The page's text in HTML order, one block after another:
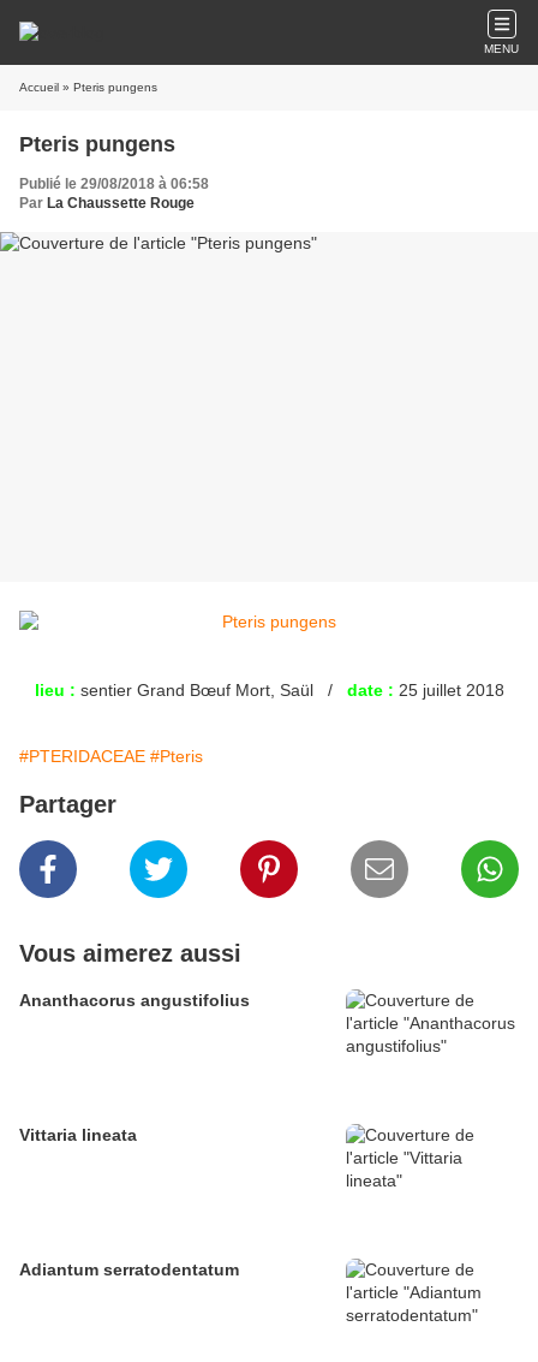
MENU
Accueil » Pteris pungens
Pteris pungens
Publié le 29/08/2018 à 06:58
Par La Chaussette Rouge
lieu : sentier Grand Bœuf Mort, Saül / date : 25 juillet 2018
#PTERIDACEAE #Pteris
Partager
Vous aimerez aussi
Ananthacorus angustifolius
Vittaria lineata
Adiantum serratodentatum